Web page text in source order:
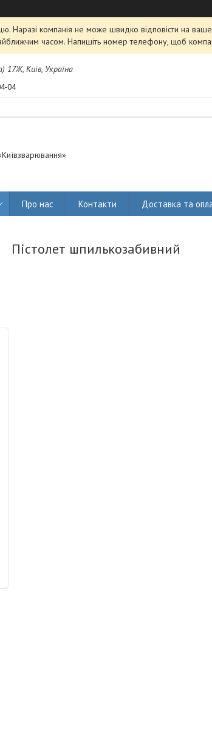
компанія не може швидко відповісти на
часом. Напишіть номер телефону, щоб
17Ж, Київ, Україна
04
Про нас Контакти Доставка та
Пістолет шпилькозабивний